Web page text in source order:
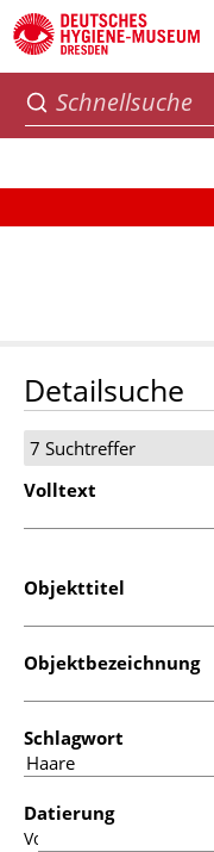
Detailsuche
7 Suchtreffer
Volltext
Objekttitel
Objektbezeichnung
Schlagwort
Datierung
Von: